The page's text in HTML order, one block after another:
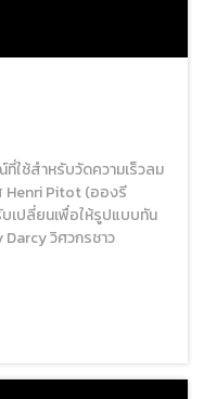
ใช้สำหรับวัดความเร็วลม
Henri Pitot (อองรี
เปลี่ยนเพื่อให้รูปแบบทัน
วิศวกรชาว